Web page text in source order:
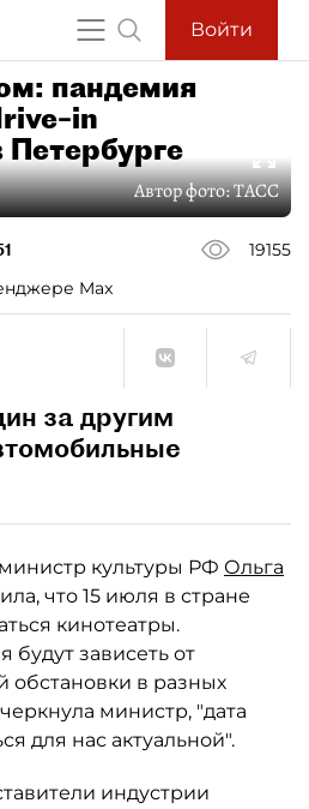
Войти
пандемия
Петербурге
Автор фото:ТАСС
19155
Max
за другим
культуры РФ Ольга
что 15 июля в стране
кинотеатры.
зависеть от
обстановки в разных
министр, "дата
для нас актуальной".
индустрии